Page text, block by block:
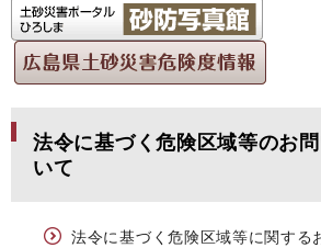
法令に基づく危険区域等のお
いて
法令に基づく危険区域等に関する